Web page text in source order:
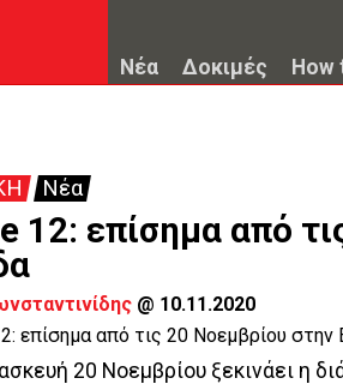
Νέα Δοκιμές How
Νέα
12: επίσημα από
@ 10.11.2020
20 Νοεμβρίου ξεκινάει η